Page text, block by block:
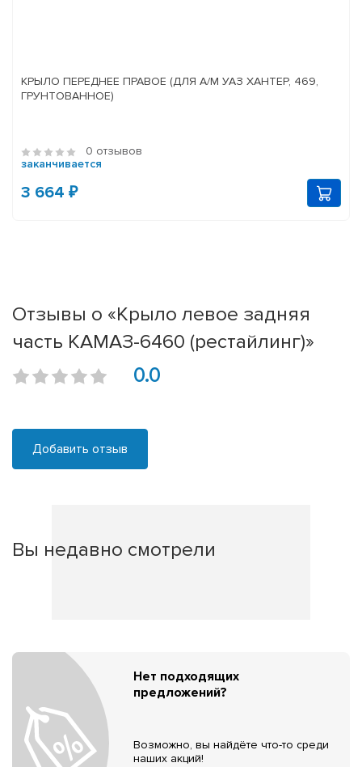
КРЫЛО ПЕРЕДНЕЕ ПРАВОЕ (ДЛЯ А/М УАЗ ХАНТЕР, 469,
ГРУНТОВАННОЕ)
0 отзывов
заканчивается
3 664 ₽
Отзывы о «Крыло левое задняя
часть КАМАЗ-6460 (рестайлинг)»
0.0
Добавить отзыв
Вы недавно смотрели
Нет подходящих
предложений?
Возможно, вы найдёте что-то среди
наших акций!